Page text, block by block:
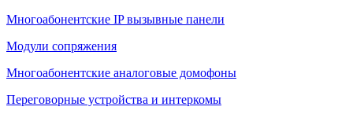
Многоабонентские IP вызывные панели
Модули сопряжения
Многоабонентские аналоговые домофоны
Переговорные устройства и интеркомы